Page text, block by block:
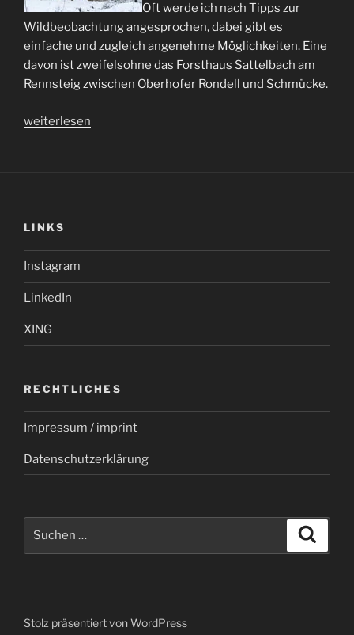
Oft werde ich nach Tipps zur
Wildbeobachtung angesprochen, dabei gibt es
einfache und zugleich angenehme Möglichkeiten. Eine
davon ist zweifelsohne das Forsthaus Sattelbach am
Rennsteig zwischen Oberhofer Rondell und Schmücke.
„Forsthaus
weiterlesen
LINKS
Instagram
LinkedIn
XING
RECHTLICHES
Impressum / imprint
Datenschutzerklärung
Stolz präsentiert von WordPress